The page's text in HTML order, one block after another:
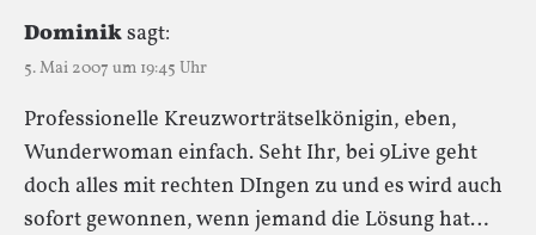
Dominiksagt:
5. Mai 2007 um 19:45 Uhr
Professionelle Kreuzworträtselkönigin, eben,
Wunderwoman einfach. Seht Ihr, bei 9Live geht
doch alles mit rechten DIngen zu und es wird auch
sofort gewonnen, wenn jemand die Lösung hat…